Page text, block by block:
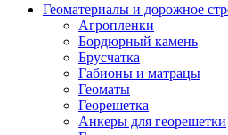
Геоматериалы и дорожное
Агропленки
Бордюрный камень
Брусчатка
Габионы и матрацы
Геоматы
Георешетка
Анкеры для георешетки